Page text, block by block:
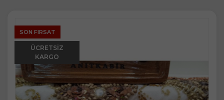
SON FIRSAT
ÜCRETSIZ
KARGO